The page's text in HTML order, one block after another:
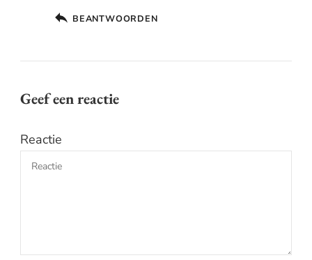
BEANTWOORDEN
Geef een reactie
Reactie